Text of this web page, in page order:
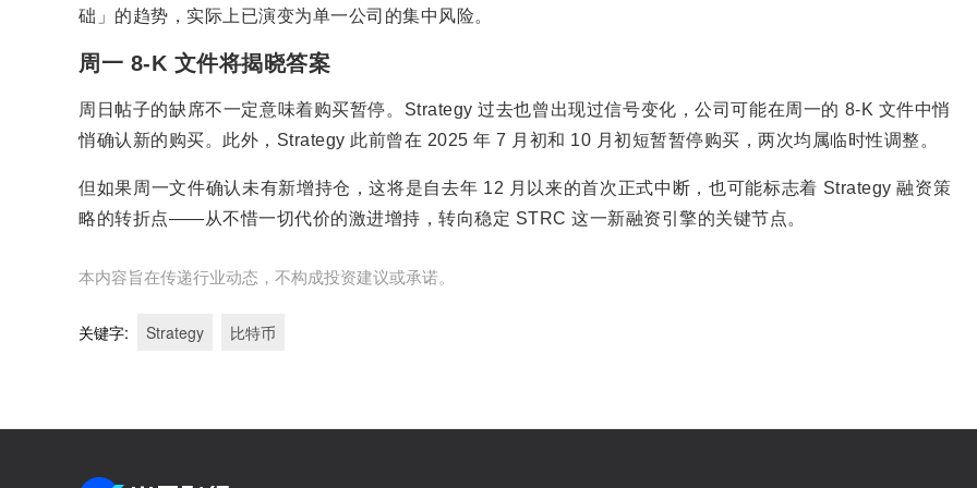
础」的趋势，实际上已演变为单一公司的集中风险。
周一 8-K 文件将揭晓答案
周日帖子的缺席不一定意味着购买暂停。Strategy 过去也曾出现过信号变化，公司可能在周一的 8-K 文件中悄
悄确认新的购买。此外，Strategy 此前曾在 2025 年 7 月初和 10 月初短暂暂停购买，两次均属临时性调整。
但如果周一文件确认未有新增持仓，这将是自去年 12 月以来的首次正式中断，也可能标志着 Strategy 融资策
略的转折点——从不惜一切代价的激进增持，转向稳定 STRC 这一新融资引擎的关键节点。
本内容旨在传递行业动态，不构成投资建议或承诺。
关键字: Strategy 比特币